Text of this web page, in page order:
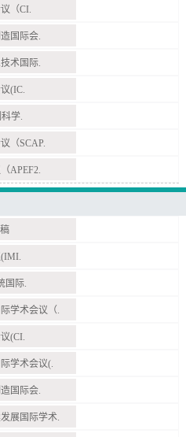
（CI.
国际会.
术国际.
(IC.
学.
（SCAP.
APEF2.
国际.
学术会议（.
(CI.
学术会议(.
国际会.
展国际学术.